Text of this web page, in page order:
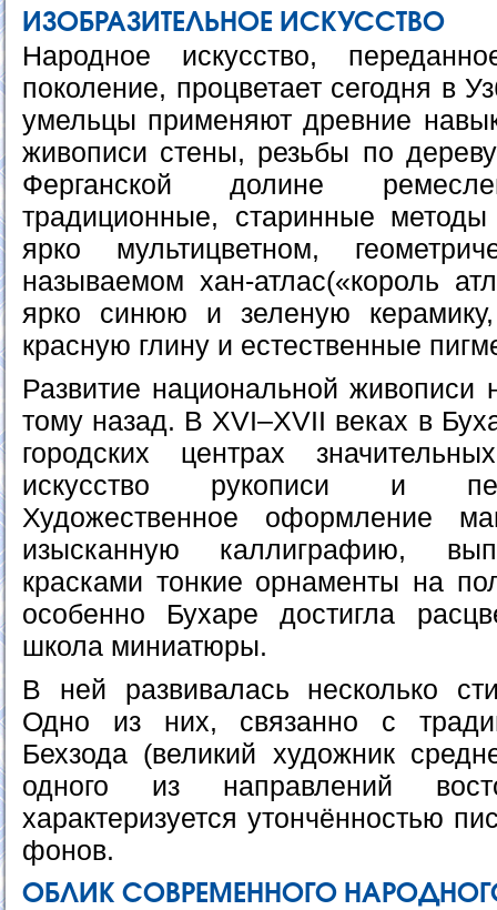
ИЗОБРАЗИТЕЛЬНОЕ ИСКУССТВО
Народное искусство,
поколение, процветает сегодня в
умельцы применяют древние
живописи стены, резьбы по
Ферганской долине
традиционные, старинные
ярко мультицветном,
называемом хан-атлас(«король
ярко синюю и зеленую
красную глину и естественные
Развитие национальной живописи
тому назад. В XVI–XVII веках в
городских центрах
искусство рукописи и
Художественное оформление
изысканную каллиграфию,
красками тонкие орнаменты на
особенно Бухаре достигла
школа миниатюры.
В ней развивалась несколько
Одно из них, связанно с
Бехзода (великий художник
одного из направлений
характеризуется утончённостью
фонов.
ОБЛИК СОВРЕМЕННОГО